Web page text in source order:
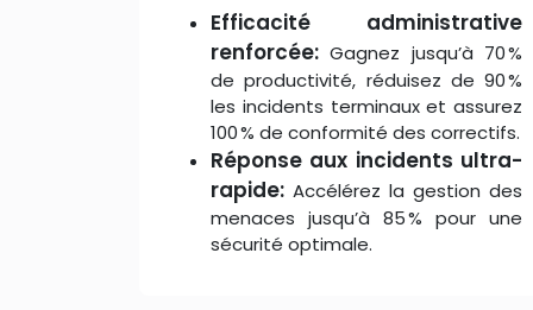
Efficacité administrative
renforcée:Gagnez jusqu’à 70 %
de productivité, réduisez de 90 %
les incidents terminaux et assurez
100 % de conformité des correctifs.
Réponse aux incidents ultra-
rapide: Accélérez la gestion des
menaces jusqu’à 85 % pour une
sécurité optimale.